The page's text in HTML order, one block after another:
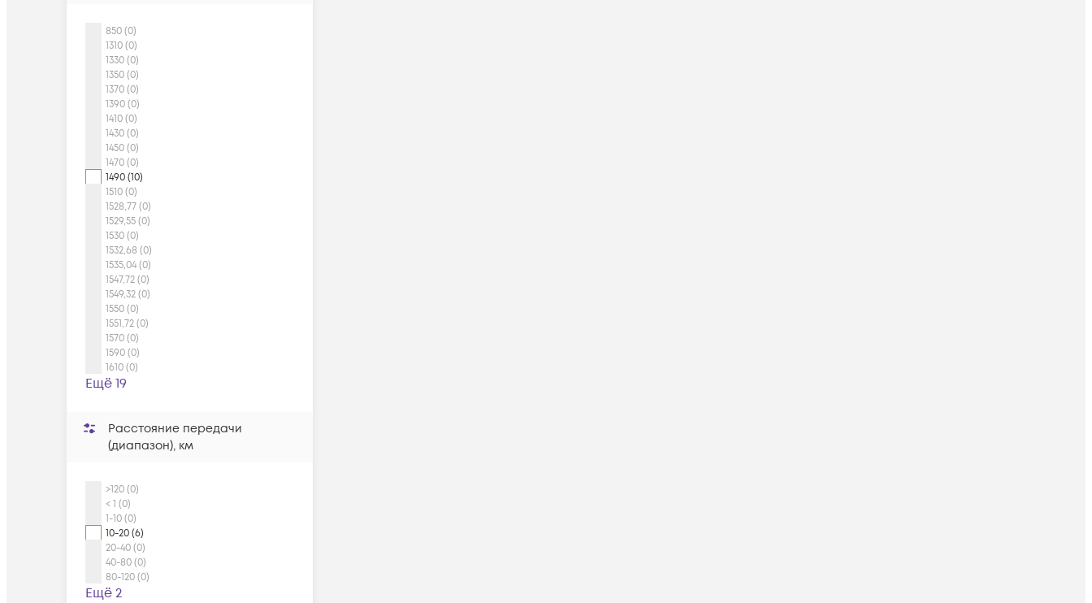
850 (0)
1310 (0)
1330 (0)
1350 (0)
1370 (0)
1390 (0)
1410 (0)
1430 (0)
1450 (0)
1470 (0)
1490 (10)
1510 (0)
1528,77 (0)
1529,55 (0)
1530 (0)
1532,68 (0)
1535,04 (0)
1547,72 (0)
1549,32 (0)
1550 (0)
1551,72 (0)
1570 (0)
1590 (0)
1610 (0)
Ещё 19
Расстояние передачи
(диапазон), км
>120 (0)
< 1 (0)
1-10 (0)
10-20 (6)
20-40 (0)
40-80 (0)
80-120 (0)
Ещё 2